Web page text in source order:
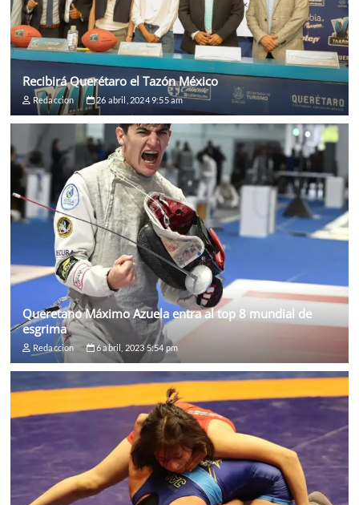
Recibirá Querétaro el Tazón México
Redaccion 26 abril, 2024 9:55 am
Queretano Máximo Azuela entra al top 8 mundial de
esgrima
Redaccion 6 abril, 2023 5:54 pm